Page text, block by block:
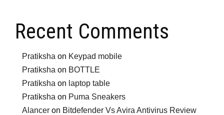
Recent Comments
Pratiksha on Keypad mobile
Pratiksha on BOTTLE
Pratiksha on laptop table
Pratiksha on Puma Sneakers
Alancer on Bitdefender Vs Avira Antivirus Review